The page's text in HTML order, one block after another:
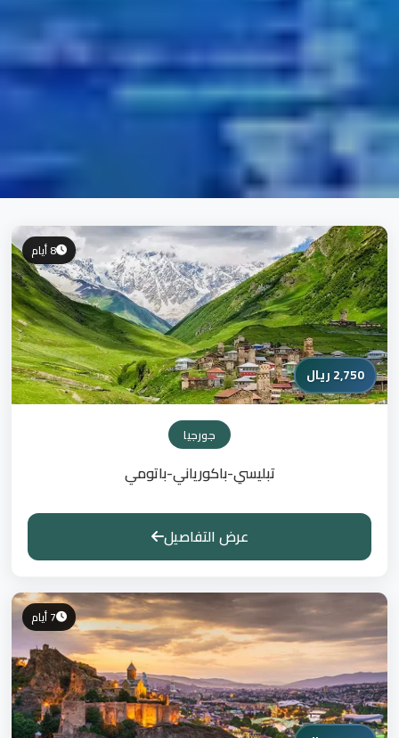
8 أيام
2,750 ريال
جورجيا
تبليسي-باكورياني-باتومي
عرض التفاصيل
7 أيام